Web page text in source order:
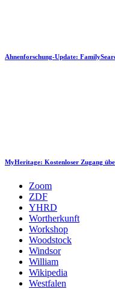
Ahnenforschung-Update:
MyHeritage: Kostenloser Zugang
Zoom
ZDF
YHRD
Wortherkunft
Workshop
Woodstock
Windsor
William
Wikipedia
Westfalen